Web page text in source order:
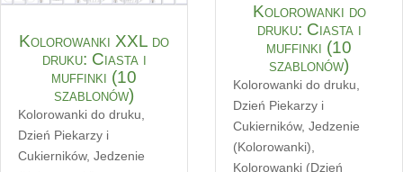
Kolorowanki XXL do
druku: Ciasta i
muffinki (10
szablonów)
Kolorowanki do druku
Dzień Piekarzy i
Cukierników, Jedzenie
Kolorowanki do
druku: Ciasta i
muffinki (10
szablonów)
Kolorowanki do druku
Dzień Piekarzy i
Cukierników, Jedzenie
(Kolorowanki)
Kolorowanki (Dzień